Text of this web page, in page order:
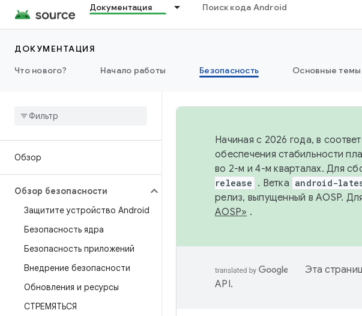
Документация Поиск кода Android
ДОКУМЕНТАЦИЯ
Что нового?
Начало работы Безопасность Основные темы
Обзор
Обзор безопасности
Защитите устройство Android
Безопасность ядра
Безопасность приложений
Внедрение безопасности
Обновления и ресурсы
СТРЕМЯТЬСЯ
Начиная с 2026 года, в
обеспечения стабильности
во 2-м и 4-м кварталах. Для
release . Ветка android-
релиз, выпущенный в AOSP.
AOSP» .
Эта
API.